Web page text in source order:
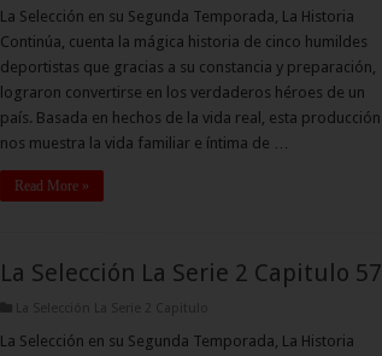
La Selección en su Segunda Temporada, La Historia
Continúa, cuenta la mágica historia de cinco humildes
deportistas que gracias a su constancia y preparación,
lograron convertirse en los verdaderos héroes de un
país. Basada en hechos de la vida real, esta producción
nos muestra la vida familiar e íntima de …
Read More »
La Selección La Serie 2 Capitulo 57
La Selección La Serie 2 Capitulo
La Selección en su Segunda Temporada, La Historia